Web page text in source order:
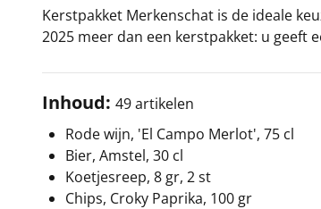
Kerstpakket Merkenschat is de ideale
2025 meer dan een kerstpakket: u geeft
Inhoud: 49 artikelen
Rode wijn, 'El Campo Merlot', 75 cl
Bier, Amstel, 30 cl
Koetjesreep, 8 gr, 2 st
Chips, Croky Paprika, 100 gr